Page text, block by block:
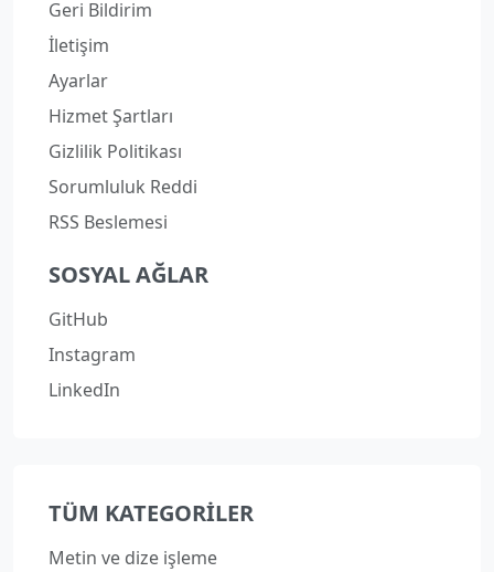
Geri Bildirim
İletişim
Ayarlar
Hizmet Şartları
Gizlilik Politikası
Sorumluluk Reddi
RSS Beslemesi
SOSYAL AĞLAR
GitHub
Instagram
LinkedIn
TÜM KATEGORILER
Metin ve dize işleme